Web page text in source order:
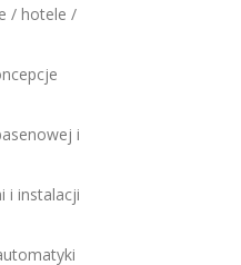
/ hotele /
i
i instalacji